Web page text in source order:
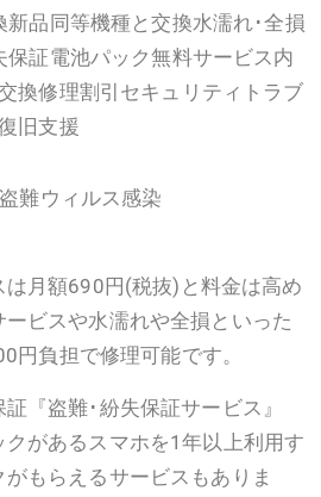
新品同等機種と交換水濡れ･全損
保証電池パック無料サービス内
換修理割引セキュリティトラブ
旧支援
難ウィルス感染
月額690円(税抜)と料金は高め
ビスや水濡れや全損といった
円負担で修理可能です。
『盗難･紛失保証サービス』
があるスマホを1年以上利用す
もらえるサービスもありま